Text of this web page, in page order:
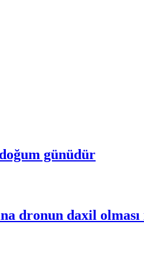
günüdür
dronun daxil